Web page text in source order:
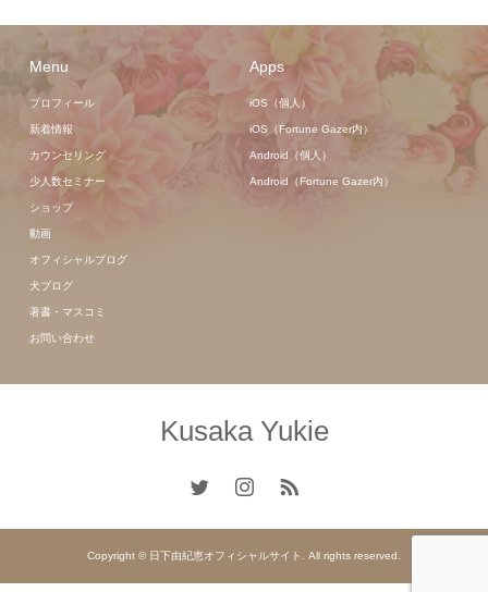
Menu
プロフィール
新着情報
カウンセリング
少人数セミナー
ショップ
動画
オフィシャルブログ
犬ブログ
著書・マスコミ
お問い合わせ
Apps
iOS（個人）
iOS（Fortune Gazer内）
Android（個人）
Android（Fortune Gazer内）
Kusaka Yukie
Copyright © 日下由紀恵オフィシャルサイト. All rights reserved.